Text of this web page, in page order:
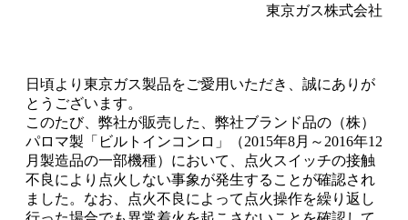
東京ガス株式会社
日頃より東京ガス製品をご愛用いただき、誠にありが
とうございます。
このたび、弊社が販売した、弊社ブランド品の（株）
パロマ製「ビルトインコンロ」（2015年8月～2016年12
月製造品の一部機種）において、点火スイッチの接触
不良により点火しない事象が発生することが確認され
ました。なお、点火不良によって点火操作を繰り返し